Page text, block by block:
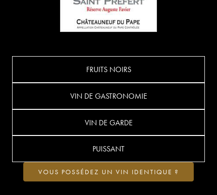
FRUITS NOIRS
VIN DE GASTRONOMIE
VIN DE GARDE
PUISSANT
VOUS POSSÉDEZ UN VIN IDENTIQUE ?